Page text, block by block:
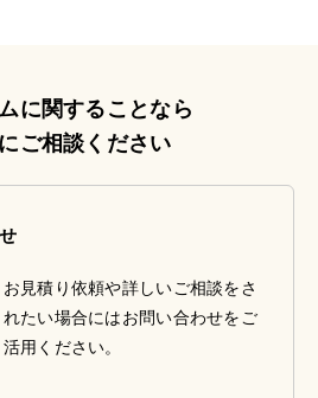
に関することなら
ご相談ください
お見積り依頼や詳しいご相談をさ
れたい場合にはお問い合わせをご
活用ください。